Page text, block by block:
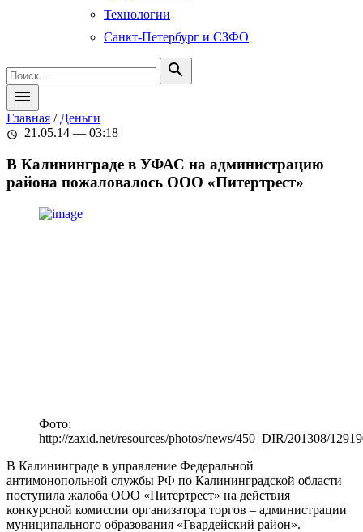
Технологии
Санкт-Петербург и СЗФО
search
menu
Главная / Деньги
schedule 21.05.14 — 03:18
В Калининграде в УФАС на администрацию
района пожаловалось ООО «Питертрест»
Фото:
http://zaxid.net/resources/photos/news/450_DIR/201308/
В Калининграде в управление Федеральной
антимонопольной службы РФ по Калининградской области
поступила жалоба ООО «Питертрест» на действия
конкурсной комиссии организатора торгов – администрации
муниципального образования «Гвардейский район».